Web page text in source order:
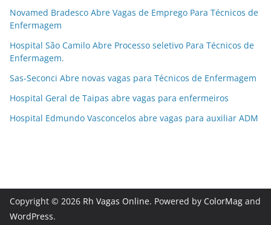
Novamed Bradesco Abre Vagas de Emprego Para Técnicos de
Enfermagem
Hospital São Camilo Abre Processo seletivo Para Técnicos de
Enfermagem.
Sas-Seconci Abre novas vagas para Técnicos de Enfermagem
Hospital Geral de Taipas abre vagas para enfermeiros
Hospital Edmundo Vasconcelos abre vagas para auxiliar ADM
Copyright © 2026 Rh Vagas Online. Powered by ColorMag and
WordPress.